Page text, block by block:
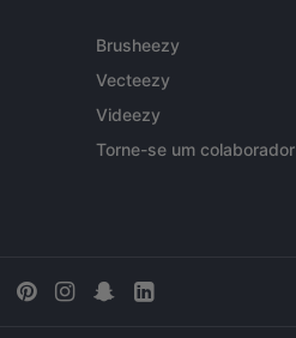
Brusheezy
Vecteezy
Videezy
Torne-se um colaborador